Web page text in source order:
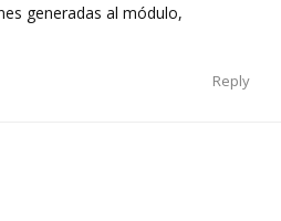
generadas al módulo,
Reply